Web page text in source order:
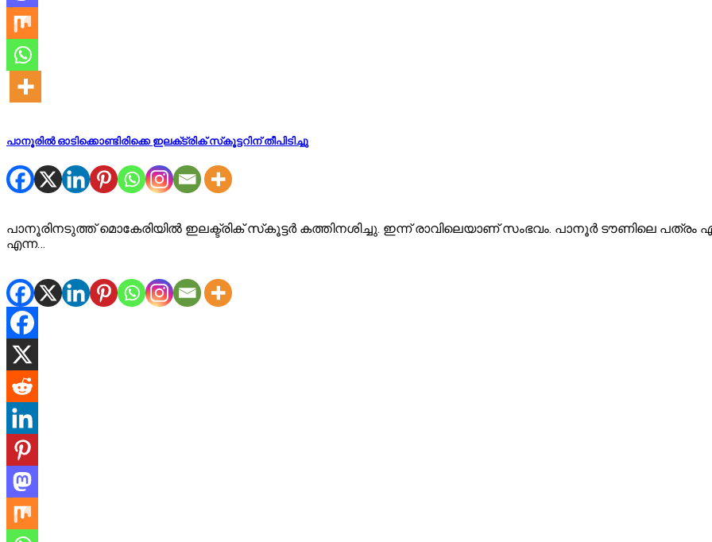
പാനൂരിൽ ഓടിക്കൊണ്ടിരിക്കെ ഇലക്‌ട്രിക് സ്‌കൂട്ടറിന് തീപിടിച്ചു
പാനൂരിനടുത്ത് മൊകേരിയിൽ ഇലക്ട്രിക് സ്‌കൂട്ട‍ർ കത്തിനശിച്ചു. ഇന്ന് രാവിലെയാണ് സംഭവം. പാനൂർ ടൗണിലെ പത്രം
എന്ന…